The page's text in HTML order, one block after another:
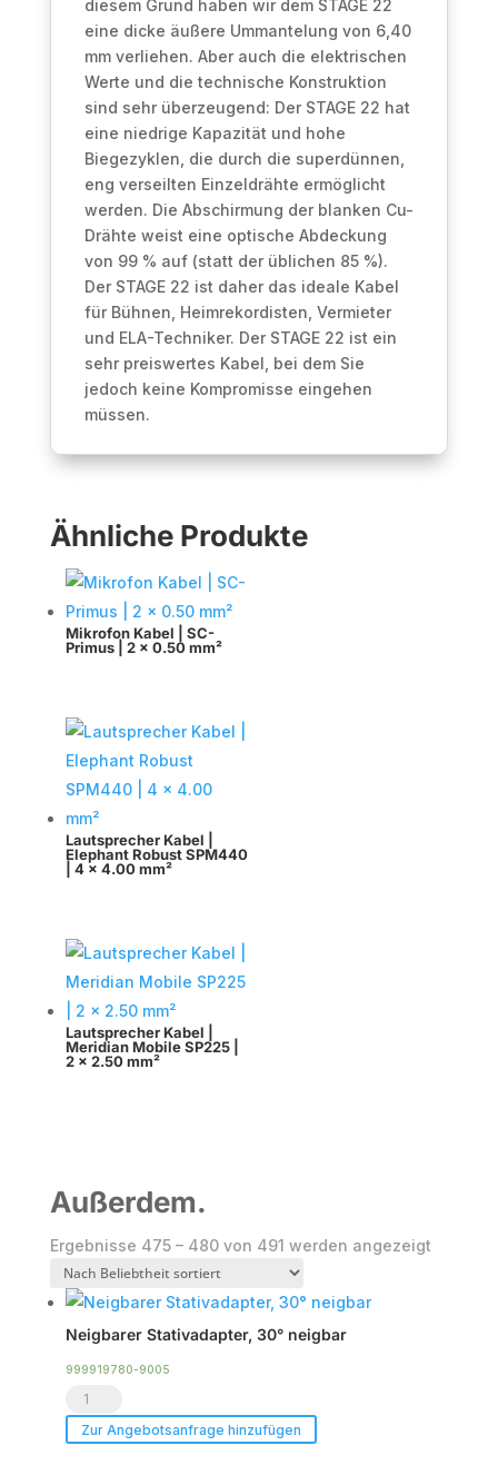
diesem Grund haben wir dem STAGE 22
eine dicke äußere Ummantelung von 6,40
mm verliehen. Aber auch die elektrischen
Werte und die technische Konstruktion
sind sehr überzeugend: Der STAGE 22 hat
eine niedrige Kapazität und hohe
Biegezyklen, die durch die superdünnen,
eng verseilten Einzeldrähte ermöglicht
werden. Die Abschirmung der blanken Cu-
Drähte weist eine optische Abdeckung
von 99 % auf (statt der üblichen 85 %).
Der STAGE 22 ist daher das ideale Kabel
für Bühnen, Heimrekordisten, Vermieter
und ELA-Techniker. Der STAGE 22 ist ein
sehr preiswertes Kabel, bei dem Sie
jedoch keine Kompromisse eingehen
müssen.
Ähnliche Produkte
Mikrofon Kabel | SC-
Primus | 2 x 0.50 mm²
Lautsprecher Kabel |
Elephant Robust SPM440
| 4 x 4.00 mm²
Lautsprecher Kabel |
Meridian Mobile SP225 |
2 x 2.50 mm²
Außerdem.
Ergebnisse 475 – 480 von 491 werden angezeigtNach
Neigbarer Stativadapter, 30° neigbar
999919780-9005
Neigbarer
Stativadapter,
Zur Angebotsanfrage hinzufügen